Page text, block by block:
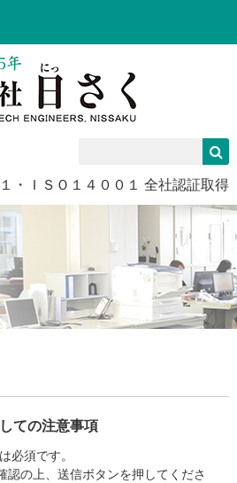
・ＩＳＯ１４００１ 全社認証取得
ての注意事項
必須です。
認の上、送信ボタンを押してくださ